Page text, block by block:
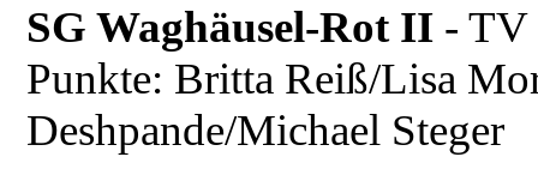
SG Waghäusel-Rot II - TV
Punkte: Britta Reiß/Lisa
Deshpande/Michael Steger